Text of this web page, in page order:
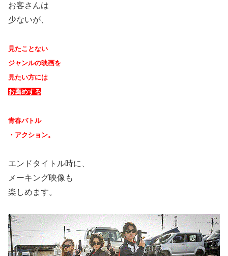
お客さんは
少ないが、
見たことない
ジャンルの映画を
見たい方には
お薦めする
青春バトル
・アクション。
エンドタイトル時に、
メーキング映像も
楽しめます。